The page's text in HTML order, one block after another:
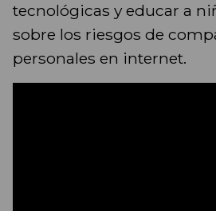
tecnológicas y educar a
sobre los riesgos de
personales en internet.